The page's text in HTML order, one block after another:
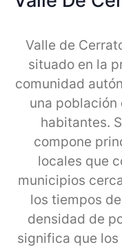
Valle de
situado en la
comunidad
una población
habitantes.
compone
locales que
municipios
los tiempos
densidad de
significa que